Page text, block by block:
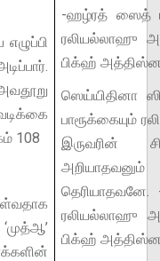
108
-ஹழ்ரத் ஸைத்
ரலியல்லாஹு
பிக்ஹ்
ஸெய்யிதினா
பாரூக்கையும்
இருவரின்
தெரியாதவனே.
ரலியல்லாஹு
பிக்ஹ்